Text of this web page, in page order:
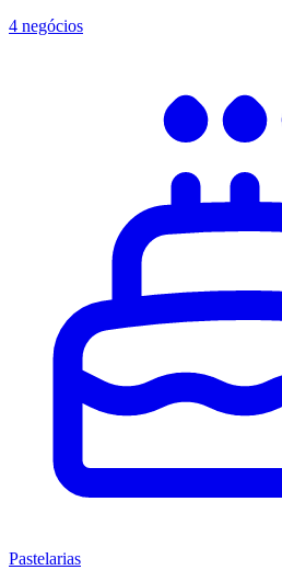
4 negócios
Pastelarias